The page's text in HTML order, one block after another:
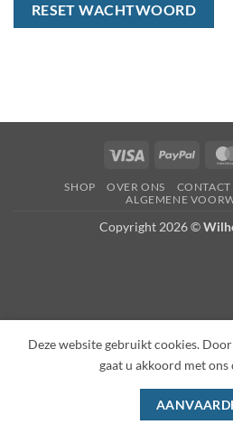
RESET WACHTWOORD
Visa PayPal
SHOP OVER ONS CONTACT
ALGEMENE
Copyright 2026 ©
Deze website gebruikt cookies.
gaat u akkoord met